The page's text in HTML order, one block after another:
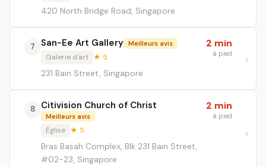
420 North Bridge Road, Singapore
7 San-Ee Art Gallery Meilleurs avis
Galerie d'art ★ 5
231 Bain Street, Singapore
2 min
à pied
8 Citivision Church of Christ
Meilleurs avis
Église ★ 5
Bras Basah Complex, Blk 231 Bain Street,
#02-23, Singapore
2 min
à pied